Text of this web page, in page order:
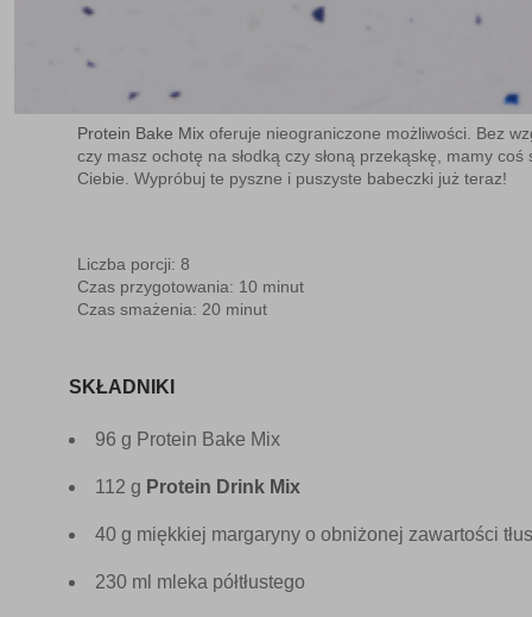
Protein Bake Mixoferuje nieograniczone możliwości. Bez
czy masz ochotę na słodką czy słoną przekąskę, mamy coś
Ciebie. Wypróbuj te pyszne i puszyste babeczki już teraz!
Liczba porcji: 8
Czas przygotowania: 10 minut
Czas smażenia: 20 minut
SKŁADNIKI
96 g Protein Bake Mix
112 g Protein Drink Mix
40 g miękkiej margaryny o obniżonej zawartości
230 ml mleka półtłustego